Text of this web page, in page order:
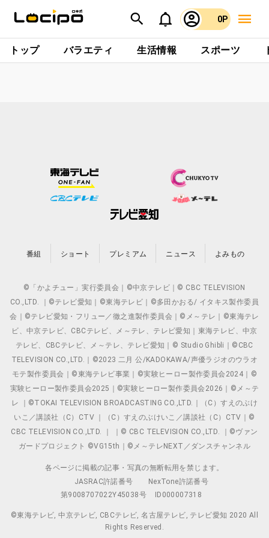
0P
トップ バラエティ 生活情報 スポーツ
番組 ショート プレミアム ニュース よみもの
©「かよチュー」実行委員会｜©中京テレビ｜© CBC TELEVISION
CO.,LTD. ｜©テレビ愛知｜©東海テレビ｜©多田かおる/ イタキス製作委員
会｜©テレビ愛知・フリュー／徹之進製作委員会｜©メ～テレ｜©東海テレ
ビ、中京テレビ、CBCテレビ、メ～テレ、テレビ愛知｜東海テレビ、中京
テレビ、CBCテレビ、メ～テレ、テレビ愛知｜© Studio Ghibli｜©CBC
TELEVISION CO.,LTD.｜©2023 二月 公/KADOKAWA/声優ラジオのウラオ
モテ製作委員会｜©東海テレビ事業｜©実験ヒーロー製作委員会2024｜©
実験ヒーロー製作委員会2025｜©実験ヒーロー製作委員会2026｜©メ～テ
レ ｜©TOKAI TELEVISION BROADCASTING CO.,LTD.｜（C）すえのぶけ
いこ／講談社（C）CTV ｜（C）すえのぶけいこ／講談社（C）CTV｜©
CBC TELEVISION CO.,LTD. ｜ ｜© CBC TELEVISION CO.,LTD. ｜©ヴァン
ガードプロジェクト ©VG15th｜©メ～テレNEXT／ダンスチャンネル
各ページに掲載の記事・写真の無断転用を禁じます。
JASRAC許諾番号
NexTone許諾番号
第9008707022Y45038号
ID000007318
©東海テレビ, 中京テレビ, CBCテレビ, 名古屋テレビ, テレビ愛知 2020 All
Rights Reserved.